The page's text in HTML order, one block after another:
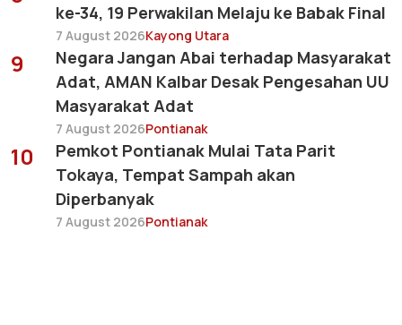
ke-34, 19 Perwakilan Melaju ke Babak Final
7 August 2026Kayong Utara
9
Negara Jangan Abai terhadap Masyarakat
Adat, AMAN Kalbar Desak Pengesahan UU
Masyarakat Adat
7 August 2026Pontianak
10
Pemkot Pontianak Mulai Tata Parit
Tokaya, Tempat Sampah akan
Diperbanyak
7 August 2026Pontianak